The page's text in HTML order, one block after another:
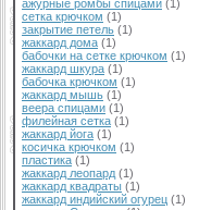
ажурные ромбы спицами (1)
сетка крючком (1)
закрытие петель (1)
жаккард дома (1)
бабочки на сетке крючком (1)
жаккард шкура (1)
бабочка крючком (1)
жаккард мышь (1)
веера спицами (1)
филейная сетка (1)
жаккард йога (1)
косичка крючком (1)
пластика (1)
жаккард леопард (1)
жаккард квадраты (1)
жаккард индийский огурец (1)